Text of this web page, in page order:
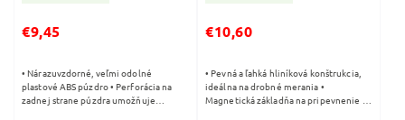
€9,45
• Nárazuvzdorné, veľmi odolné
plastové ABS púzdro • Perforácia na
zadnej strane púzdra umožňuje
€10,60
• Pevná a ľahká hliníková konštrukcia,
ideálna na drobné merania •
Magnetická základňa na pripevnenie ku